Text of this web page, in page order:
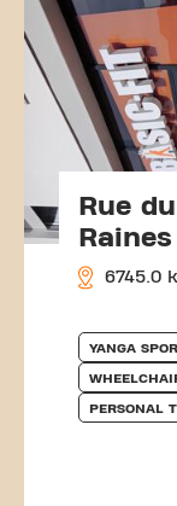
Rue
6745.0
YANGA
PERSONAL